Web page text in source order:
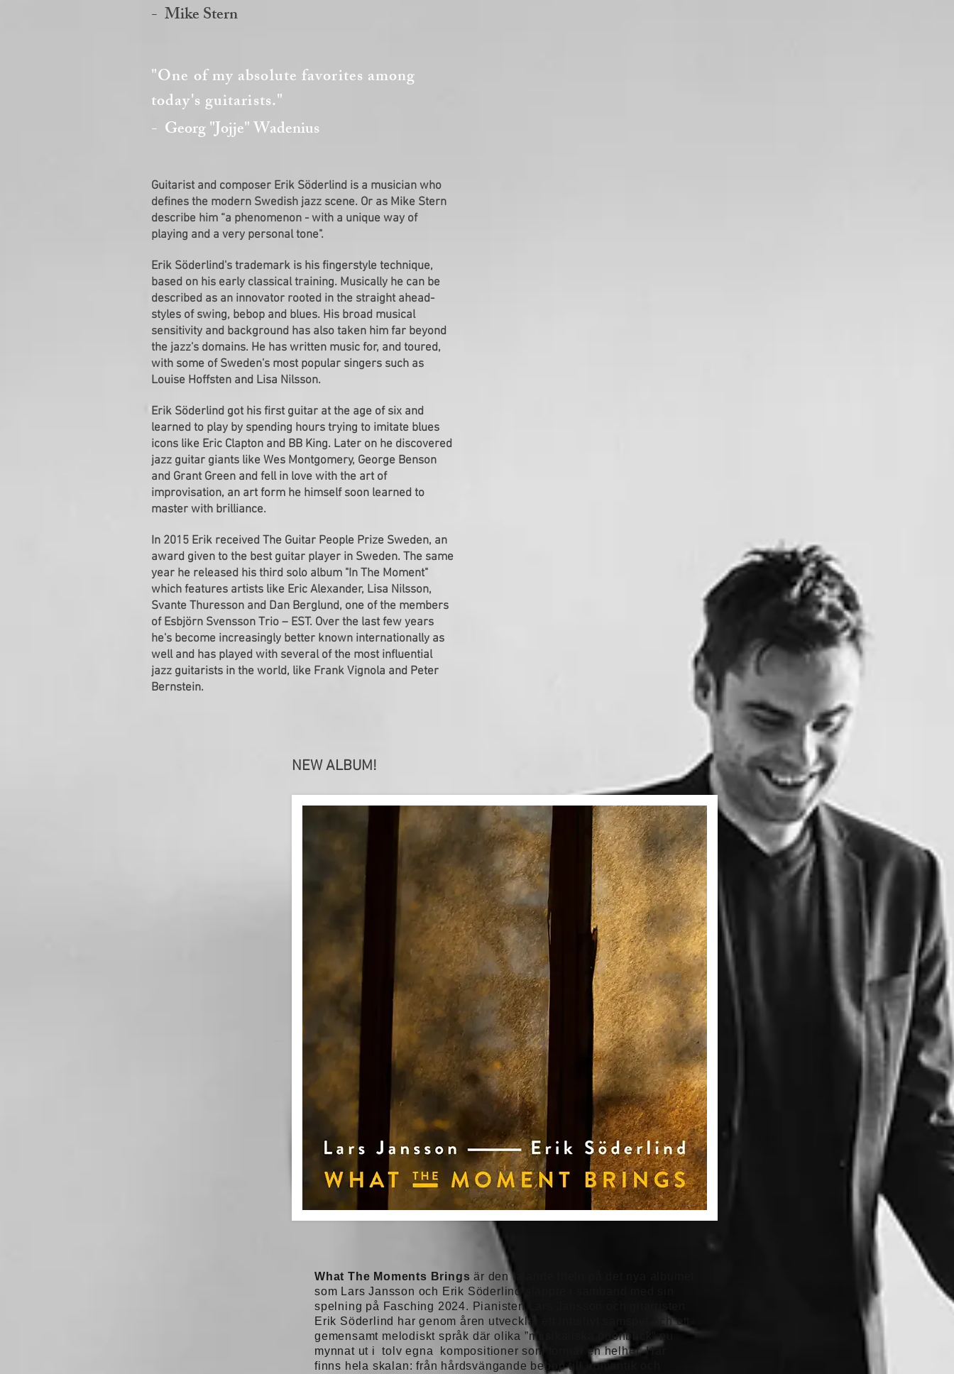
- Mike Stern
"One of my absolute favorites among
today's guitarists."
- Georg "Jojje" Wadenius
Guitarist and composer Erik Söderlind is a musician who
defines the modern Swedish jazz scene. Or as Mike Stern
describe him “a phenomenon - with a unique way of
playing and a very personal tone".
Erik Söderlind's trademark is his fingerstyle technique,
based on his early classical training. Musically he can be
described as an innovator rooted in the straight ahead-
styles of swing, bebop and blues. His broad musical
sensitivity and background has also taken him far beyond
the jazz's domains. He has written music for, and toured,
with some of Sweden's most popular singers such as
Louise Hoffsten and Lisa Nilsson.
Erik Söderlind got his first guitar at the age of six and
learned to play by spending hours trying to imitate blues
icons like Eric Clapton and BB King. Later on he discovered
jazz guitar giants like Wes Montgomery, George Benson
and Grant Green and fell in love with the art of
improvisation, an art form he himself soon learned to
master with brilliance.
In 2015 Erik received The Guitar People Prize Sweden, an
award given to the best guitar player in Sweden. The same
year he released his third solo album "In The Moment"
which features artists like Eric Alexander, Lisa Nilsson,
Svante Thuresson and Dan Berglund, one of the members
of Esbjörn Svensson Trio – EST. Over the last few years
he's become increasingly better known internationally as
well and has played with several of the most influential
jazz guitarists in the world, like Frank Vignola and Peter
Bernstein.
NEW ALBUM!
What The Moments Bringsär den talande titeln på det nya albumet
som Lars Jansson och Erik Söderlind släppte i samband med sin
spelning på Fasching 2024. Pianisten Lars Jansson och gitarristen
Erik Söderlind har genom åren utvecklat ett intuitivt samspel och ett
gemensamt melodiskt språk där olika ”musikaliska ögonblick” nu
mynnat ut i tolv egna kompositioner som formar en helhet. Här
finns hela skalan: från hårdsvängande bebop till romantik och